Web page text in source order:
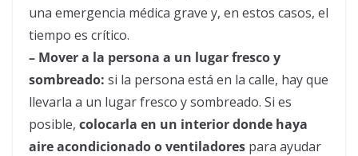
una emergencia médica grave y, en estos casos, el
tiempo es crítico.
– Mover a la persona a un lugar fresco y
sombreado: si la persona está en la calle, hay que
llevarla a un lugar fresco y sombreado. Si es
posible, colocarla en un interior donde haya
aire acondicionado o ventiladores para ayudar